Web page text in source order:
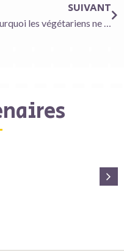
SUIVANT
Pourquoi les végétariens ne pourront plus acheter des « steaks » et des « saucisses »